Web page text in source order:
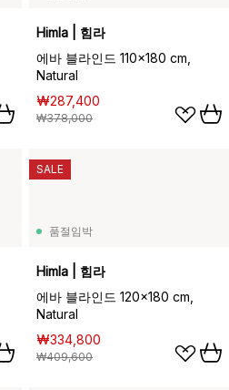
Himla | 힘라
에바 블라인드 110x180 cm,
Natural
₩287,400
₩378,000
품절임박
Himla | 힘라
에바 블라인드 120x180 cm,
Natural
₩334,800
₩409,600
SALE